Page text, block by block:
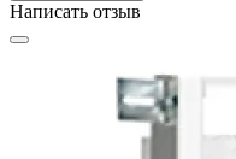
Написать отзыв